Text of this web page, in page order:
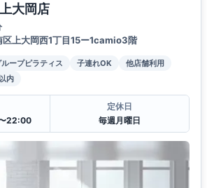
大岡店
区上大岡西1丁目15ー1camio3階
ループピラティス 子連れOK
他店舗利用
内
22:00
定休日
毎週月曜日